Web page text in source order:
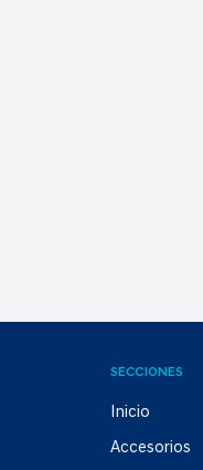
SECCIONES
Inicio
Accesorios